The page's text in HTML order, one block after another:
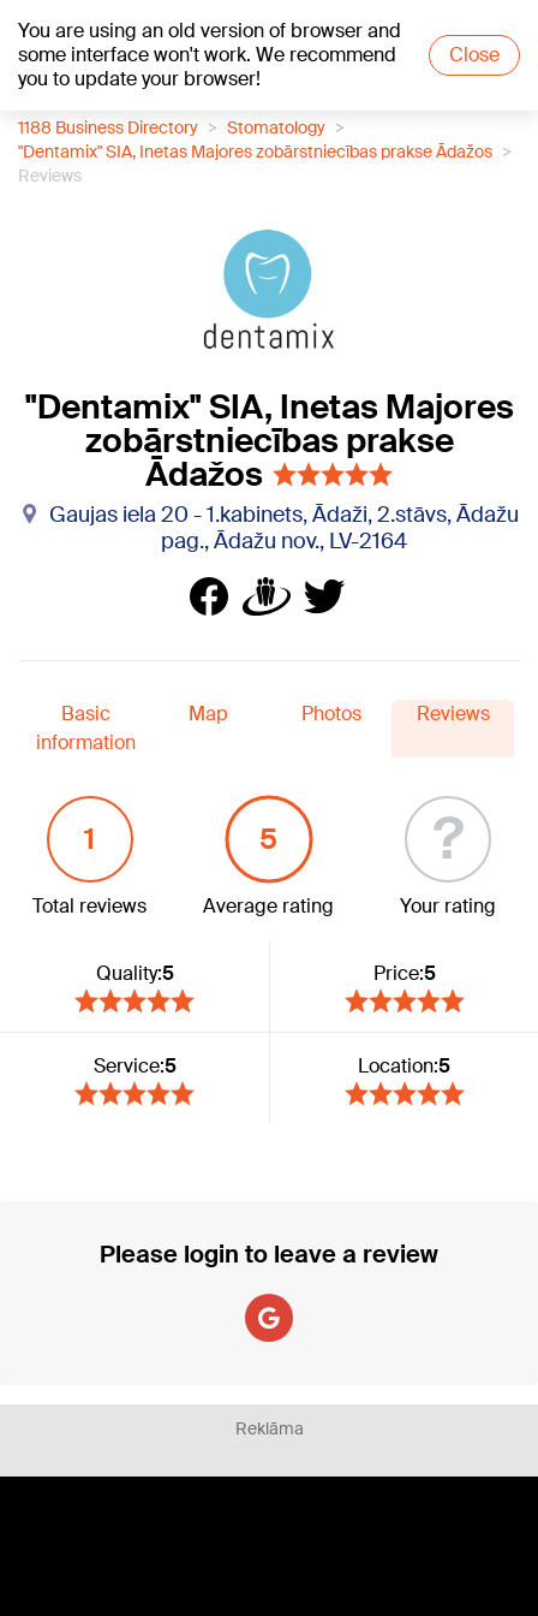
You are using an old version of browser and
some interface won't work. We recommend
you to update your browser!
Close
+19°C
1188 Business Directory
Stomatology
"Dentamix" SIA, Inetas Majores zobārstniecības prakse Ādažos
Reviews
"Dentamix" SIA, Inetas Majores
zobārstniecības prakse
Ādažos
Gaujas iela 20 - 1.kabinets, Ādaži, 2.stāvs, Ādažu
pag., Ādažu nov., LV-2164
Basic
information
Map Photos Reviews
1
Total reviews
5
Average rating
?
Your rating
Quality:5 Price:5
Service:5 Location:5
Please login to leave a review
Reklāma